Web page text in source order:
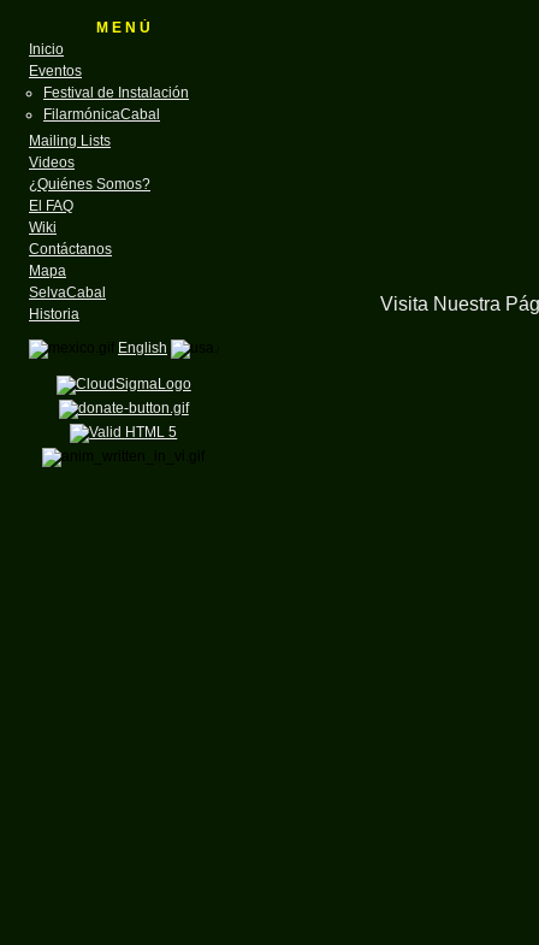
M E N Ú
Inicio
Eventos
Festival de Instalación
FilarmónicaCabal
Mailing Lists
Videos
¿Quiénes Somos?
El FAQ
Wiki
Contáctanos
Mapa
SelvaCabal
Historia
English
Visita Nuestra